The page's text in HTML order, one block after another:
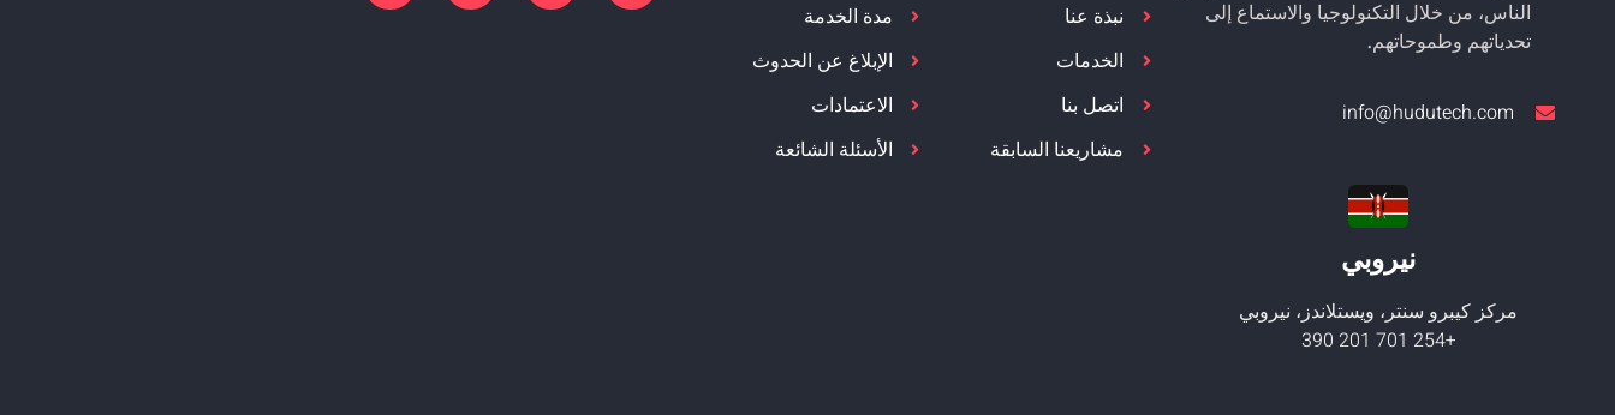
الناس، من خلال التكنولوجيا والاستماع إلى
تحدياتهم وطموحاتهم.
info@hudutech.com
نبذة عنا
الخدمات
اتصل بنا
مشاريعنا السابقة
مدة الخدمة
الإبلاغ عن الحدوث
الاعتمادات
الأسئلة الشائعة
نيروبي
مركز كيبرو سنتر، ويستلاندز، نيروبي
+254 701 201 390